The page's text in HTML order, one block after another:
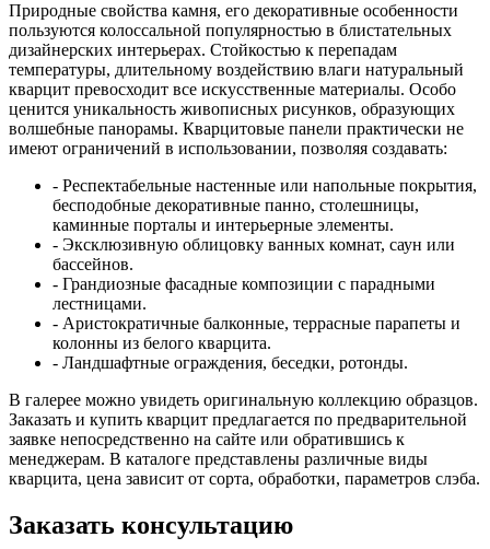
Природные свойства камня, его декоративные особенности
пользуются колоссальной популярностью в блистательных
дизайнерских интерьерах. Стойкостью к перепадам
температуры, длительному воздействию влаги натуральный
кварцит превосходит все искусственные материалы. Особо
ценится уникальность живописных рисунков, образующих
волшебные панорамы. Кварцитовые панели практически не
имеют ограничений в использовании, позволяя создавать:
- Респектабельные настенные или напольные покрытия,
бесподобные декоративные панно, столешницы,
каминные порталы и интерьерные элементы.
- Эксклюзивную облицовку ванных комнат, саун или
бассейнов.
- Грандиозные фасадные композиции с парадными
лестницами.
- Аристократичные балконные, террасные парапеты и
колонны из белого кварцита.
- Ландшафтные ограждения, беседки, ротонды.
В галерее можно увидеть оригинальную коллекцию образцов.
Заказать и купить кварцит предлагается по предварительной
заявке непосредственно на сайте или обратившись к
менеджерам. В каталоге представлены различные виды
кварцита, цена зависит от сорта, обработки, параметров слэба.
Заказать консультацию